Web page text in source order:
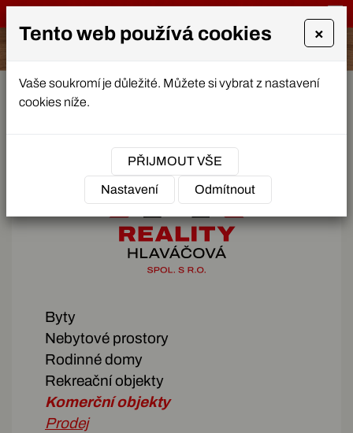
Byty
Nebytové prostory
Rodinné domy
Rekreační objekty
Komerční objekty
Prodej
Tento web používá cookies ×
Vaše soukromí je důležité. Můžete si vybrat z nastavení
cookies níže.
PŘIJMOUT VŠE
Nastavení Odmítnout